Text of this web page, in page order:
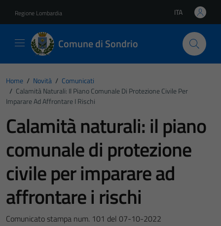
Regione Lombardia Lingua attiva:
ITA
Comune di Sondrio
Home / Novità / Comunicati
/ Calamità Naturali: Il Piano Comunale Di Protezione Civile Per
Imparare Ad Affrontare I Rischi
Calamità naturali: il piano
comunale di protezione
civile per imparare ad
affrontare i rischi
Comunicato stampa num. 101 del 07-10-2022